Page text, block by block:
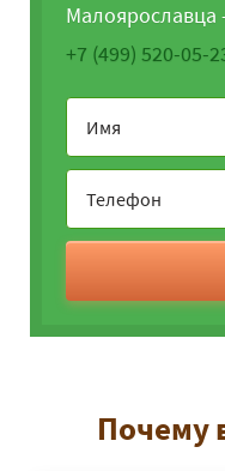
Малоярославца
+7 (499) 520-05-
Почему